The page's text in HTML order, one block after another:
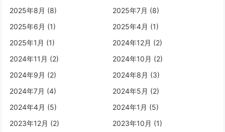
2025年8月 (8)
2025年7月 (8)
2025年6月 (1)
2025年4月 (1)
2025年1月 (1)
2024年12月 (2)
2024年11月 (2)
2024年10月 (2)
2024年9月 (2)
2024年8月 (3)
2024年7月 (4)
2024年5月 (2)
2024年4月 (5)
2024年1月 (5)
2023年12月 (2)
2023年10月 (1)